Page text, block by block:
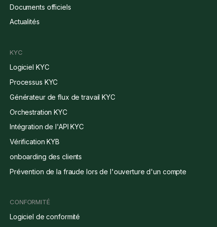
Documents officiels
Actualités
KYC
Logiciel KYC
Processus KYC
Générateur de flux de travail KYC
Orchestration KYC
Intégration de l'API KYC
Vérification KYB
onboarding des clients
Prévention de la fraude lors de l'ouverture d'un compte
CONFORMITÉ
Logiciel de conformité